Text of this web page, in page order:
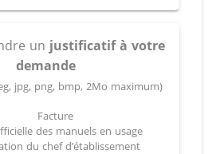
un justificatif à votre
demande
jpg, png, bmp, 2Mo maximum)
Facture
des manuels en usage
du chef d’établissement